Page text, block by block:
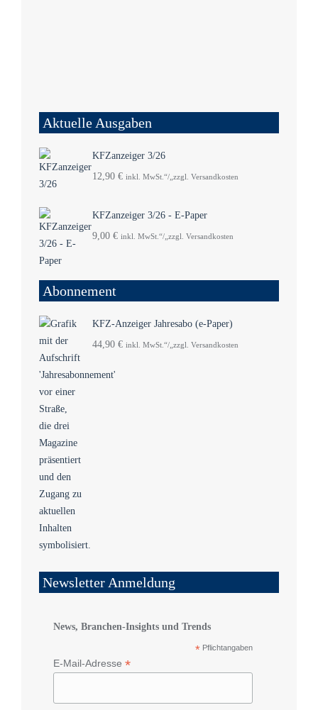
Aktuelle Ausgaben
KFZanzeiger 3/26
12,90 € inkl. MwSt.“/„zzgl. Versandkosten
KFZanzeiger 3/26 - E-Paper
9,00 € inkl. MwSt.“/„zzgl. Versandkosten
Abonnement
KFZ-Anzeiger Jahresabo (e-Paper)
44,90 € inkl. MwSt.“/„zzgl. Versandkosten
Newsletter Anmeldung
News, Branchen-Insights und Trends
* Pflichtangaben
E-Mail-Adresse *